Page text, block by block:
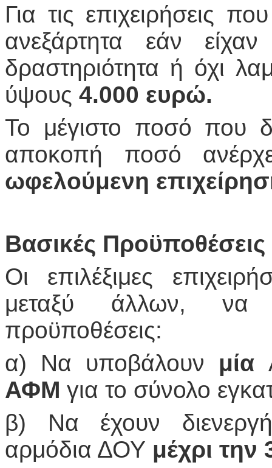
Για τις επιχειρήσεις
ανεξάρτητα εάν
δραστηριότητα ή όχι
ύψους 4.000 ευρώ.
Το μέγιστο ποσό που
αποκοπή ποσό
ωφελούμενη
Βασικές
Οι επιλέξιμες
μεταξύ άλλων, να
προϋποθέσεις:
α) Να υποβάλουν μία
ΑΦΜ για το σύνολο
β) Να έχουν
αρμόδια ΔΟΥ μέχρι την